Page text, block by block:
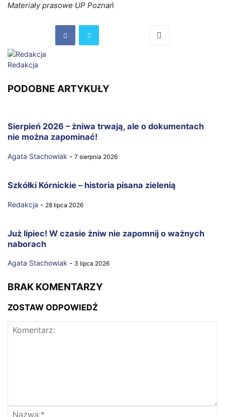
Materiały prasowe UP Poznań
Redakcja
PODOBNE ARTYKUŁY
Sierpień 2026 – żniwa trwają, ale o dokumentach
nie można zapominać!
Agata Stachowiak - 7 sierpnia 2026
Szkółki Kórnickie – historia pisana zielenią
Redakcja - 28 lipca 2026
Już lipiec! W czasie żniw nie zapomnij o ważnych
naborach
Agata Stachowiak - 3 lipca 2026
BRAK KOMENTARZY
ZOSTAW ODPOWIEDŹ